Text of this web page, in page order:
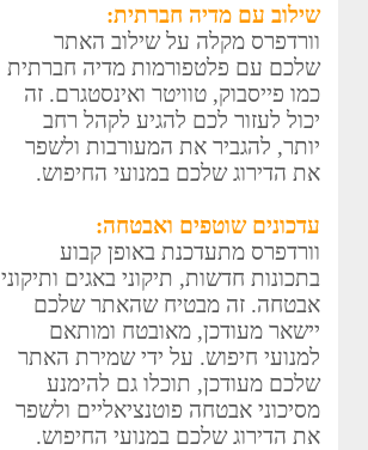
שילוב עם מדיה חברתית:
וורדפרס מקלה על שילוב האתר
שלכם עם פלטפורמות מדיה חברתית
כמו פייסבוק, טוויטר ואינסטגרם. זה
יכול לעזור לכם להגיע לקהל רחב
יותר, להגביר את המעורבות ולשפר
את הדירוג שלכם במנועי החיפוש.
עדכונים שוטפים ואבטחה:
וורדפרס מתעדכנת באופן קבוע
בתכונות חדשות, תיקוני באגים ותיקוני
אבטחה. זה מבטיח שהאתר שלכם
יישאר מעודכן, מאובטח ומותאם
למנועי חיפוש. על ידי שמירת האתר
שלכם מעודכן, תוכלו גם להימנע
מסיכוני אבטחה פוטנציאליים ולשפר
את הדירוג שלכם במנועי החיפוש.